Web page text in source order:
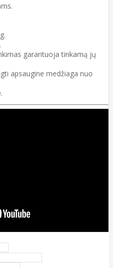
garantuoja tinkamą jų
apsaugine medžiaga nuo